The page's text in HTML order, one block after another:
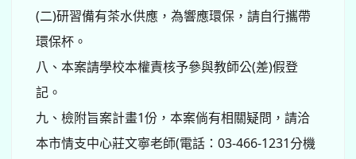
(二)研習備有茶水供應，為響應環保，請自行攜帶
環保杯。
八、本案請學校本權責核予參與教師公(差)假登
記。
九、檢附旨案計畫1份，本案倘有相關疑問，請洽
本市情支中心莊文寧老師(電話：03-466-1231分機